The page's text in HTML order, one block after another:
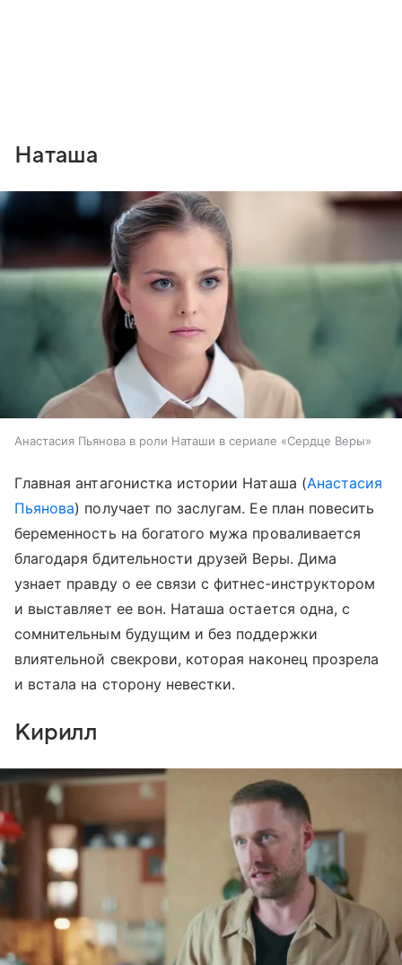
Наташа
Анастасия Пьянова в роли Наташи в сериале «Сердце Веры»
Главная антагонистка истории Наташа (Анастасия
Пьянова) получает по заслугам. Ее план повесить
беременность на богатого мужа проваливается
благодаря бдительности друзей Веры. Дима
узнает правду о ее связи с фитнес-инструктором
и выставляет ее вон. Наташа остается одна, с
сомнительным будущим и без поддержки
влиятельной свекрови, которая наконец прозрела
и встала на сторону невестки.
Кирилл